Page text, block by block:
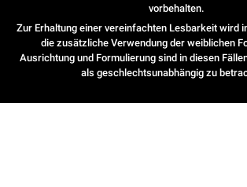
vorbehalten.
Zur Erhaltung einer vereinfachten Lesbarkeit wird
die zusätzliche Verwendung der weiblichen
Ausrichtung und Formulierung sind in diesen
als geschlechtsunabhängig zu